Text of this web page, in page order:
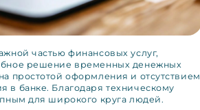
частью финансовых услуг,
решение временных денежных
простотой оформления и отсутствием
в банке. Благодаря техническому
для широкого круга людей.